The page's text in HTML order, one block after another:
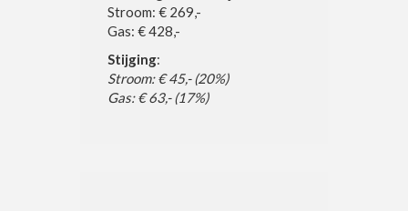
Stroom: € 269,-
Gas: € 428,-
Stijging:
Stroom: € 45,- (20%)
Gas: € 63,- (17%)